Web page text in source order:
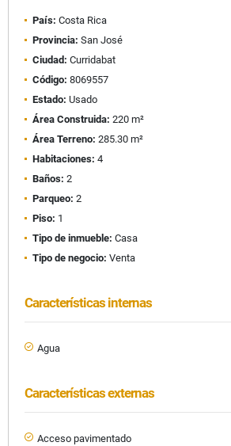
País: Costa Rica
Provincia: San José
Ciudad: Curridabat
Código: 8069557
Estado: Usado
Área Construida: 220 m²
Área Terreno: 285.30 m²
Habitaciones: 4
Baños: 2
Parqueo: 2
Piso: 1
Tipo de inmueble: Casa
Tipo de negocio: Venta
Características internas
Agua
Características externas
Acceso pavimentado